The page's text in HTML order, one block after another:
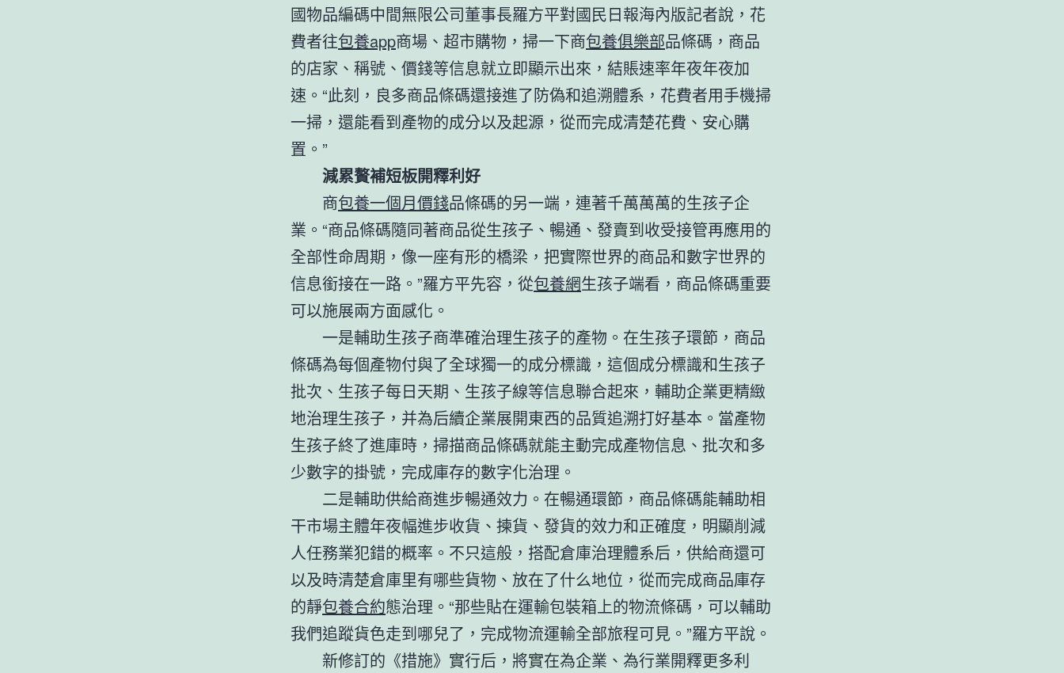
國物品編碼中間無限公司董事長羅方平對國民日報海內版記者說，花
費者往包養app商場、超市購物，掃一下商包養俱樂部品條碼，商品
的店家、稱號、價錢等信息就立即顯示出來，結賬速率年夜年夜加
速。“此刻，良多商品條碼還接進了防偽和追溯體系，花費者用手機掃
一掃，還能看到產物的成分以及起源，從而完成清楚花費、安心購
置。”
減累贅補短板開釋利好
商包養一個月價錢品條碼的另一端，連著千萬萬萬的生孩子企
業。“商品條碼隨同著商品從生孩子、暢通、發賣到收受接管再應用的
全部性命周期，像一座有形的橋梁，把實際世界的商品和數字世界的
信息銜接在一路。”羅方平先容，從包養網生孩子端看，商品條碼重要
可以施展兩方面感化。
一是輔助生孩子商準確治理生孩子的產物。在生孩子環節，商品
條碼為每個產物付與了全球獨一的成分標識，這個成分標識和生孩子
批次、生孩子每日天期、生孩子線等信息聯合起來，輔助企業更精緻
地治理生孩子，并為后續企業展開東西的品質追溯打好基本。當產物
生孩子終了進庫時，掃描商品條碼就能主動完成產物信息、批次和多
少數字的掛號，完成庫存的數字化治理。
二是輔助供給商進步暢通效力。在暢通環節，商品條碼能輔助相
干市場主體年夜幅進步收貨、揀貨、發貨的效力和正確度，明顯削減
人任務業犯錯的概率。不只這般，搭配倉庫治理體系后，供給商還可
以及時清楚倉庫里有哪些貨物、放在了什么地位，從而完成商品庫存
的靜包養合約態治理。“那些貼在運輸包裝箱上的物流條碼，可以輔助
我們追蹤貨色走到哪兒了，完成物流運輸全部旅程可見。”羅方平說。
新修訂的《措施》實行后，將實在為企業、為行業開釋更多利